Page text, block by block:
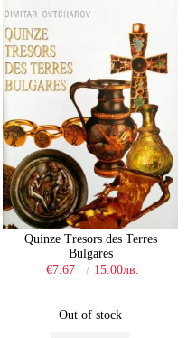
Quinze Tresors des Terres
Bulgares
€7.67
15.00лв.
Out of stock